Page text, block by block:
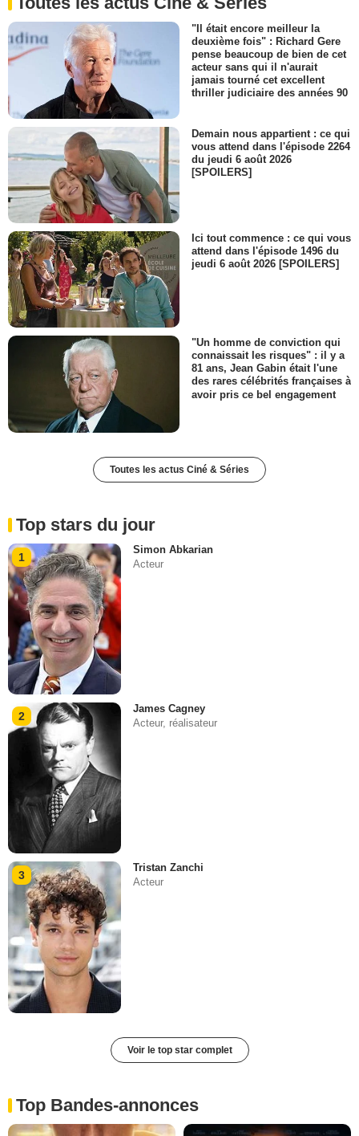
"Il était encore meilleur la
deuxième fois" : Richard Gere
pense beaucoup de bien de cet
acteur sans qui il n'aurait
jamais tourné cet excellent
thriller judiciaire des années 90
Demain nous appartient : ce qui
vous attend dans l'épisode 2264
du jeudi 6 août 2026
[SPOILERS]
Ici tout commence : ce qui vous
attend dans l'épisode 1496 du
jeudi 6 août 2026 [SPOILERS]
"Un homme de conviction qui
connaissait les risques" : il y a
81 ans, Jean Gabin était l'une
des rares célébrités françaises à
avoir pris ce bel engagement
Toutes les actus Ciné & Séries
Top stars du jour
1
Simon Abkarian
Acteur
2
James Cagney
Acteur, réalisateur
3
Tristan Zanchi
Acteur
Voir le top star complet
Top Bandes-annonces